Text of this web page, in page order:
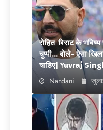
रोहित-विराट के
चुप्पी… बोले- ऐसा
चाहिए| Yuvraj
Nandani